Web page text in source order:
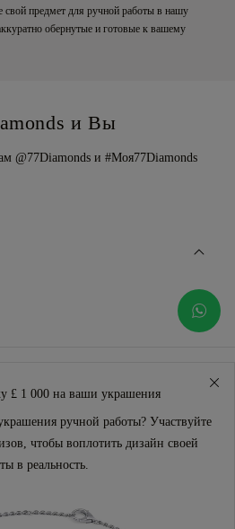
свой предмет для ручной работы в нашу
обернутые и готовые к вашему
и Вы
@77Diamonds и #Моя77Diamonds
£ 1 000 на ваши украшения
ручной работы? Участвуйте
чтобы воплотить дизайн своей
в реальность.